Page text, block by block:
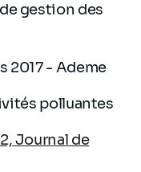
gestion des
2017 - Ademe
polluantes
Journal de